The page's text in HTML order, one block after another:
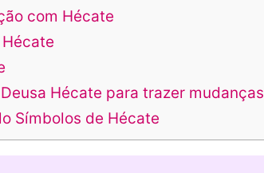
com Hécate
Hécate para trazer mudanças
Símbolos de Hécate